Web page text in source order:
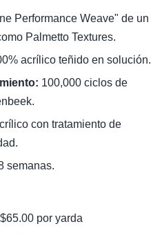
Performance Weave" de un
Palmetto Textures.
acrílico teñido en solución.
100,000 ciclos de
con tratamiento de
semanas.
por yarda